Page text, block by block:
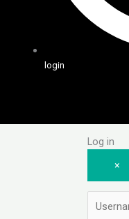
login
Log in
×